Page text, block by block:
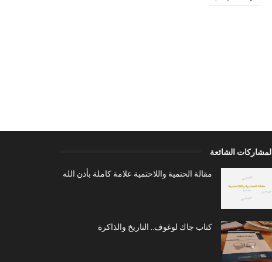
المشاركات الشائعة
مقالة الحتمية واللاحتمية علامة كاملة بأذن الله
كتاب جاك لوغوف.. التاريخ والذاكرة